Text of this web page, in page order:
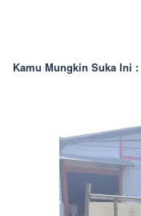
Kamu Mungkin Suka Ini :